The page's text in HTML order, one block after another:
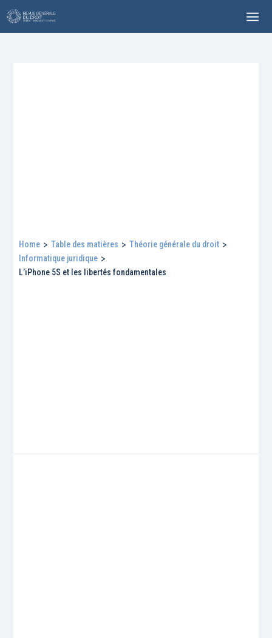
Home > Table des matières > Théorie générale du droit >
Informatique juridique >
L’iPhone 5S et les libertés fondamentales